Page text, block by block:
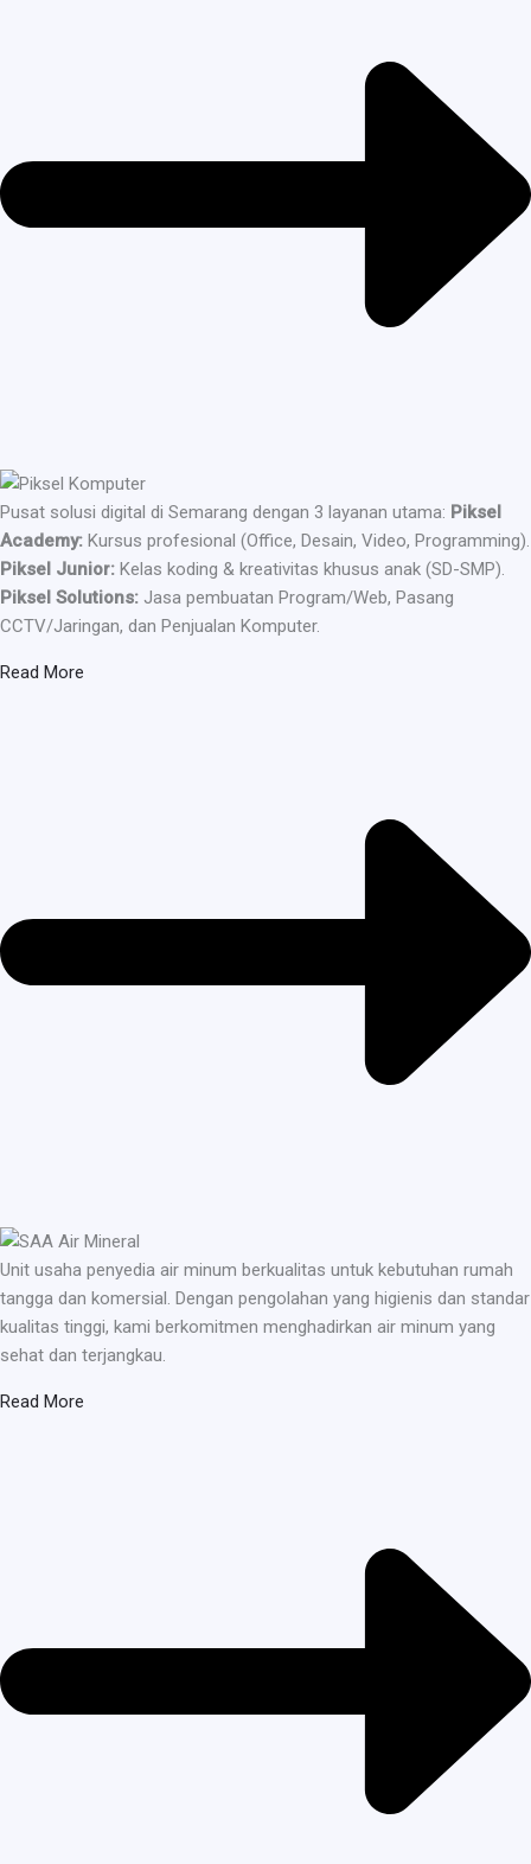
Pusat solusi digital di Semarang dengan 3 layanan utama: Piksel
Academy: Kursus profesional (Office, Desain, Video, Programming).
Piksel Junior: Kelas koding & kreativitas khusus anak (SD-SMP).
Piksel Solutions: Jasa pembuatan Program/Web, Pasang
CCTV/Jaringan, dan Penjualan Komputer.
Read More
Unit usaha penyedia air minum berkualitas untuk kebutuhan rumah
tangga dan komersial. Dengan pengolahan yang higienis dan standar
kualitas tinggi, kami berkomitmen menghadirkan air minum yang
sehat dan terjangkau.
Read More